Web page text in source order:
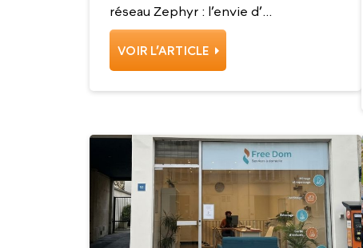
réseau Zephyr : l’envie d’...
VOIR L’ARTICLE